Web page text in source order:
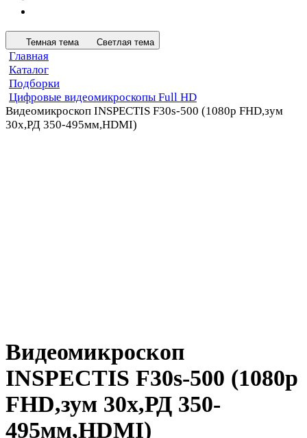
Темная тема Светлая тема
Главная
Каталог
Подборки
Цифровые видеомикроскопы Full HD
Видеомикроскоп INSPECTIS F30s-500 (1080p FHD,зум
30x,РД 350-495мм,HDMI)
Видеомикроскоп
INSPECTIS F30s-500 (1080p
FHD,зум 30x,РД 350-
495мм,HDMI)